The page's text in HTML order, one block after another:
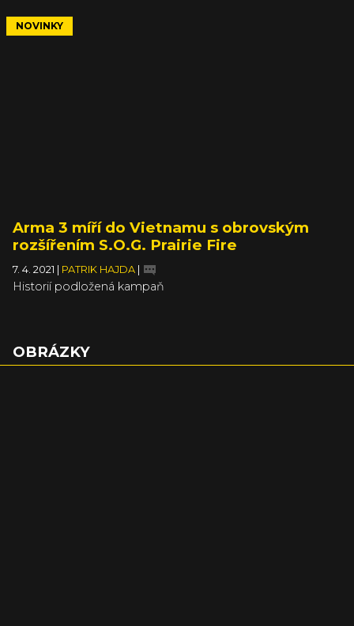
NOVINKY
Arma 3 míří do Vietnamu s obrovským
rozšířením S.O.G. Prairie Fire
7. 4. 2021 PATRIK HAJDA
Historií podložená kampaň
OBRÁZKY